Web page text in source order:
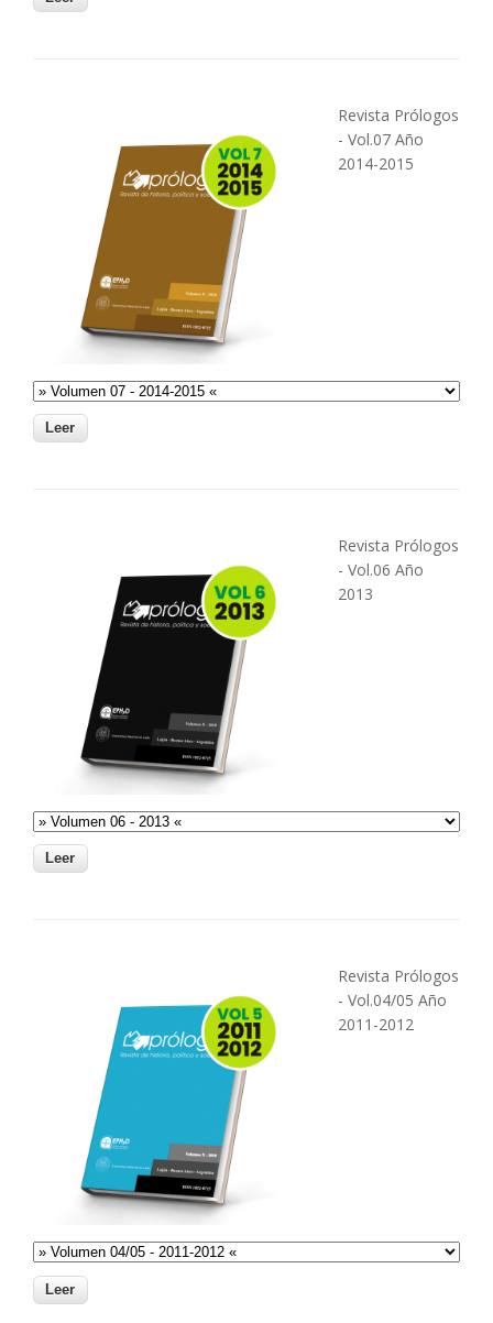
Revista Prólogos
- Vol.07 Año
2014-2015
Revista Prólogos
- Vol.06 Año
2013
Revista Prólogos
- Vol.04/05 Año
2011-2012